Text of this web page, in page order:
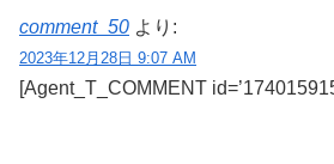
comment_50 より:
2023年12月28日 9:07 AM
[Agent_T_COMMENT